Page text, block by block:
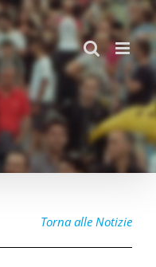
Torna alle Notizie